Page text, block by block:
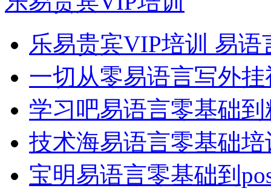
乐易贵宾VIP培训 易语
一切从零易语言写外挂
学习吧易语言零基础到
技术海易语言零基础培
宝明易语言零基础到